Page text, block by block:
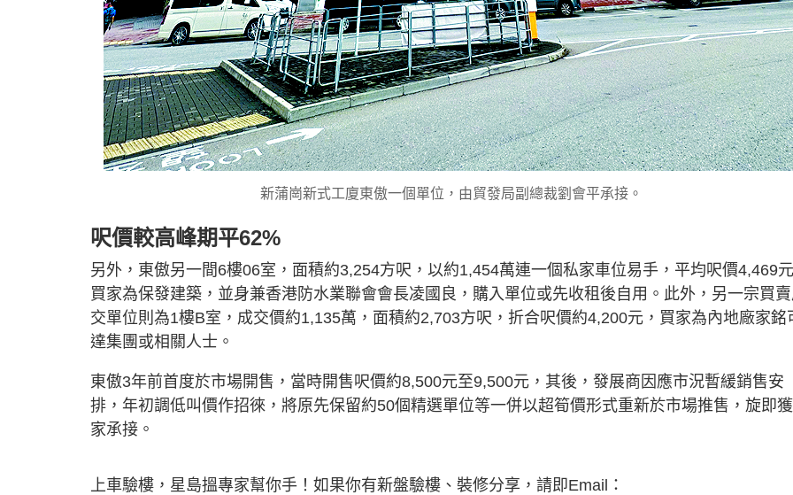
新蒲崗新式工廈東傲一個單位，由貿發局副總裁劉會平承接。
呎價較高峰期平62%
另外，東傲另一間6樓06室，面積約3,254方呎，以約1,454萬連一個私家車位易手，平均呎價4,469
買家為保發建築，並身兼香港防水業聯會會長凌國良，購入單位或先收租後自用。此外，另一宗買
交單位則為1樓B室，成交價約1,135萬，面積約2,703方呎，折合呎價約4,200元，買家為內地廠家銘
達集團或相關人士。
東傲3年前首度於市場開售，當時開售呎價約8,500元至9,500元，其後，發展商因應市況暫緩銷售安
排，年初調低叫價作招徠，將原先保留約50個精選單位等一併以超筍價形式重新於市場推售，旋即
家承接。
上車驗樓，星島搵專家幫你手！如果你有新盤驗樓、裝修分享，請即Email：